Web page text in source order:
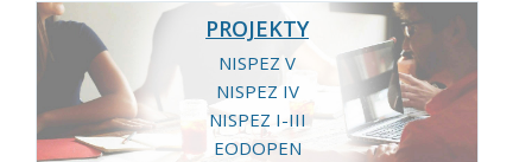
PROJEKTY
NISPEZ V
NISPEZ IV
NISPEZ I-III
EODOPEN